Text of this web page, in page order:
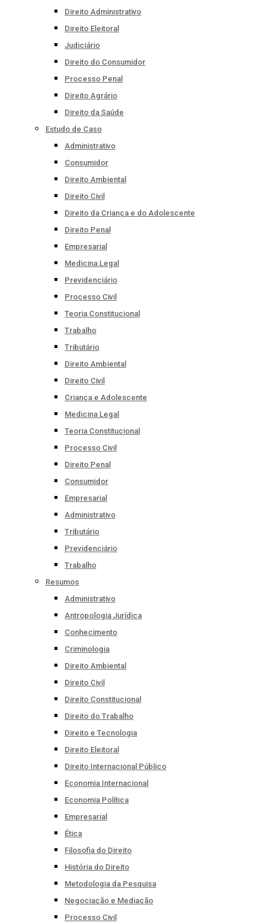
Direito Administrativo
Direito Eleitoral
Judiciário
Direito do Consumidor
Processo Penal
Direito Agrário
Direito da Saúde
Estudo de Caso
Administrativo
Consumidor
Direito Ambiental
Direito Civil
Direito da Criança e do Adolescente
Direito Penal
Empresarial
Medicina Legal
Previdenciário
Processo Civil
Teoria Constitucional
Trabalho
Tributário
Direito Ambiental
Direito Civil
Criança e Adolescente
Medicina Legal
Teoria Constitucional
Processo Civil
Direito Penal
Consumidor
Empresarial
Administrativo
Tributário
Previdenciário
Trabalho
Resumos
Administrativo
Antropologia Jurídica
Conhecimento
Criminologia
Direito Ambiental
Direito Civil
Direito Constitucional
Direito do Trabalho
Direito e Tecnologia
Direito Eleitoral
Direito Internacional Público
Economia Internacional
Economia Política
Empresarial
Ética
Filosofia do Direito
História do Direito
Metodologia da Pesquisa
Negociação e Mediação
Processo Civil